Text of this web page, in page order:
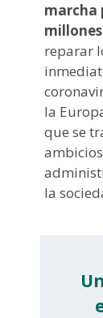
marcha
reparar
la
que se
la